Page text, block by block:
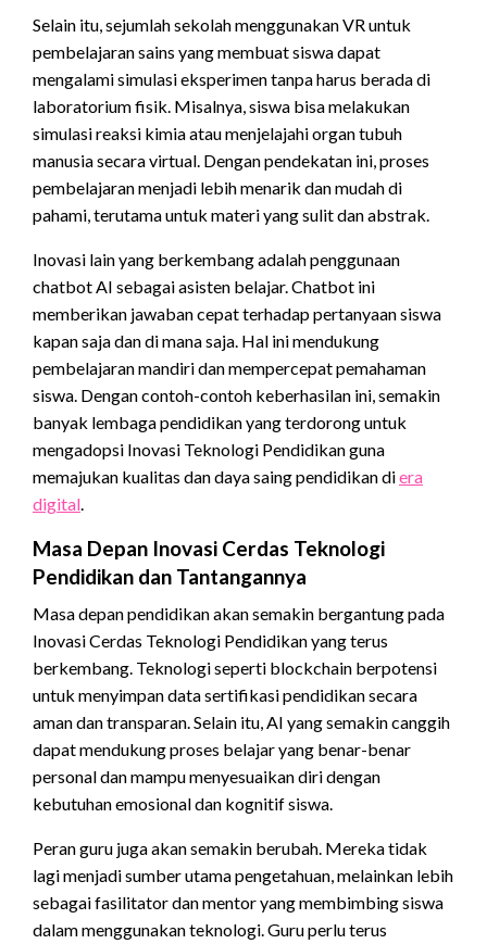
Selain itu, sejumlah sekolah menggunakan VR untuk
pembelajaran sains yang membuat siswa dapat
mengalami simulasi eksperimen tanpa harus berada di
laboratorium fisik. Misalnya, siswa bisa melakukan
simulasi reaksi kimia atau menjelajahi organ tubuh
manusia secara virtual. Dengan pendekatan ini, proses
pembelajaran menjadi lebih menarik dan mudah di
pahami, terutama untuk materi yang sulit dan abstrak.
Inovasi lain yang berkembang adalah penggunaan
chatbot AI sebagai asisten belajar. Chatbot ini
memberikan jawaban cepat terhadap pertanyaan siswa
kapan saja dan di mana saja. Hal ini mendukung
pembelajaran mandiri dan mempercepat pemahaman
siswa. Dengan contoh-contoh keberhasilan ini, semakin
banyak lembaga pendidikan yang terdorong untuk
mengadopsi Inovasi Teknologi Pendidikan guna
memajukan kualitas dan daya saing pendidikan diera
digital
Masa Depan Inovasi Cerdas Teknologi
Pendidikan dan Tantangannya
Masa depan pendidikan akan semakin bergantung pada
Inovasi Cerdas Teknologi Pendidikan yang terus
berkembang. Teknologi seperti blockchain berpotensi
untuk menyimpan data sertifikasi pendidikan secara
aman dan transparan. Selain itu, AI yang semakin canggih
dapat mendukung proses belajar yang benar-benar
personal dan mampu menyesuaikan diri dengan
kebutuhan emosional dan kognitif siswa.
Peran guru juga akan semakin berubah. Mereka tidak
lagi menjadi sumber utama pengetahuan, melainkan lebih
sebagai fasilitator dan mentor yang membimbing siswa
dalam menggunakan teknologi. Guru perlu terus